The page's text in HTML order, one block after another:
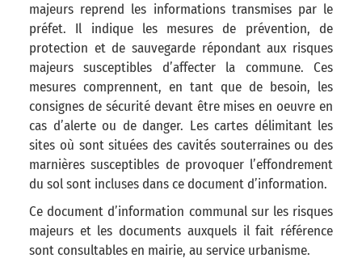
majeurs reprend les informations transmises par le
préfet. Il indique les mesures de prévention, de
protection et de sauvegarde répondant aux risques
majeurs susceptibles d’affecter la commune. Ces
mesures comprennent, en tant que de besoin, les
consignes de sécurité devant être mises en oeuvre en
cas d’alerte ou de danger. Les cartes délimitant les
sites où sont situées des cavités souterraines ou des
marnières susceptibles de provoquer l’effondrement
du sol sont incluses dans ce document d’information.
Ce document d’information communal sur les risques
majeurs et les documents auxquels il fait référence
sont consultables en mairie, au service urbanisme.